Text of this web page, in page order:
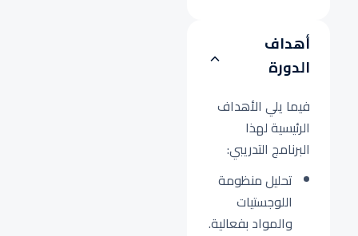
أهداف
الدورة
فيما يلي الأهداف
الرئيسية لهذا
البرنامج التدريبي:
تحليل منظومة
اللوجستيات
والمواد بفعالية.